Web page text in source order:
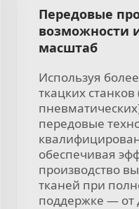
Передовые
возможности
масштаб
Используя
ткацких
передовые
обеспечивая
производство
тканей при
поддержке — от